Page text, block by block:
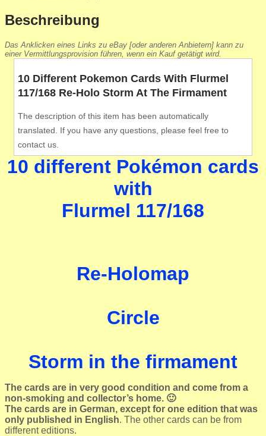
Beschreibung
Das Anklicken eines Links zu eBay [oder anderen Anbietern] kann zu
einer Vermittlungsprovision führen, wenn ein Kauf getätigt wird.
10 Different Pokemon Cards With Flurmel
117/168 Re-Holo Storm At The Firmament
The description of this item has been automatically
translated. If you have any questions, please feel free to
contact us.
10 different Pokémon cards
with
Flurmel 117/168
Re-Holomap
Circle
Storm in the firmament
The cards are in very good condition and come from a
non-smoking and collector’s home. 🙂
The cards are in German, except for one edition that was
only published in English. The other cards can be from
different editions.